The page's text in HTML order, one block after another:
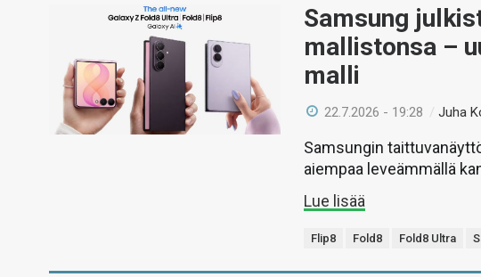
Samsung
mallistonsa –
malli
22.7.2026 - 19:28 /Juha
Samsungin
aiempaa leveämmällä
Lue lisää
Flip8 Fold8 Fold8 Ultra